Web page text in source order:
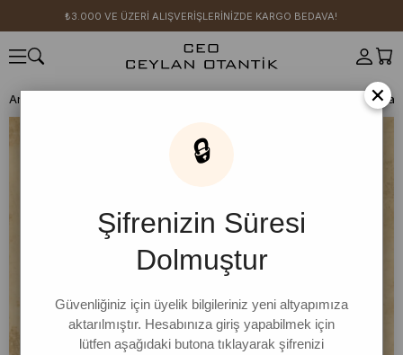
₺3.000 VE ÜZERİ ALIŞVERİŞLERİNİZDE KARGO BEDAVA!
Anasayfa Lacivert Summer Breeze Kısa
×
🔒
Şifrenizin Süresi
Dolmuştur
Güvenliğiniz için üyelik bilgileriniz yeni altyapımıza
aktarılmıştır. Hesabınıza giriş yapabilmek için
lütfen aşağıdaki butona tıklayarak şifrenizi